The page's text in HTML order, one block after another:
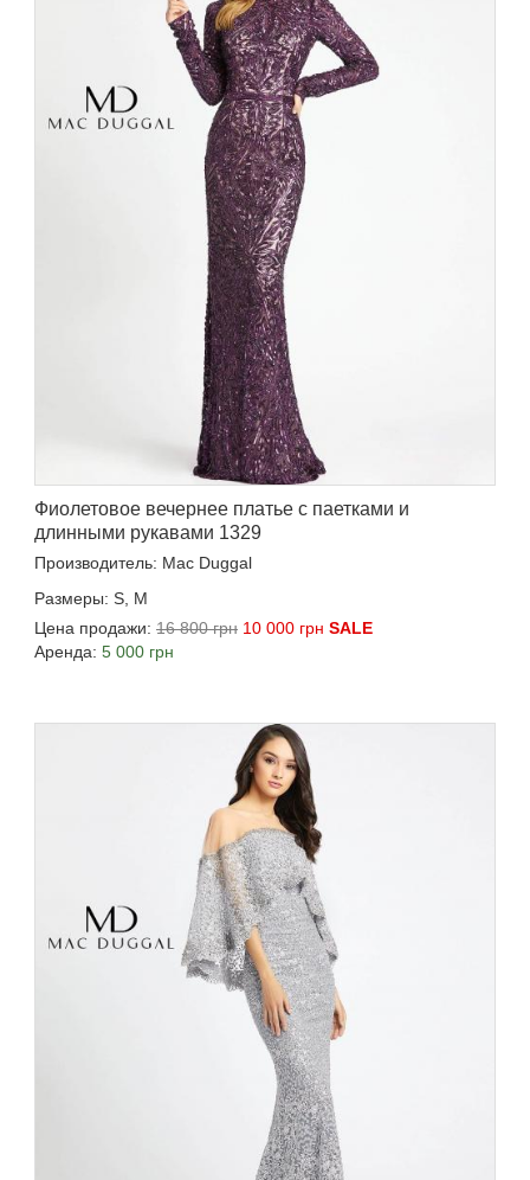
Фиолетовое вечернее платье с паетками и
длинными рукавами 1329
Производитель: Mac Duggal
Размеры: S, M
Цена продажи: 16 800 грн 10 000 грн SALE
Аренда: 5 000 грн